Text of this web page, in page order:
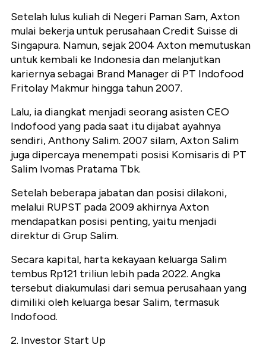
Setelah lulus kuliah di Negeri Paman Sam, Axton
mulai bekerja untuk perusahaan Credit Suisse di
Singapura. Namun, sejak 2004 Axton memutuskan
untuk kembali ke Indonesia dan melanjutkan
kariernya sebagai Brand Manager di PT Indofood
Fritolay Makmur hingga tahun 2007.
Lalu, ia diangkat menjadi seorang asisten CEO
Indofood yang pada saat itu dijabat ayahnya
sendiri, Anthony Salim. 2007 silam, Axton Salim
juga dipercaya menempati posisi Komisaris di PT
Salim Ivomas Pratama Tbk.
Setelah beberapa jabatan dan posisi dilakoni,
melalui RUPST pada 2009 akhirnya Axton
mendapatkan posisi penting, yaitu menjadi
direktur di Grup Salim.
Secara kapital, harta kekayaan keluarga Salim
tembus Rp121 triliun lebih pada 2022. Angka
tersebut diakumulasi dari semua perusahaan yang
dimiliki oleh keluarga besar Salim, termasuk
Indofood.
2. Investor Start Up